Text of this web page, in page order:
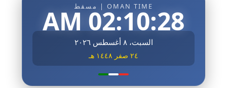
OMAN TIME | مسقط
02:10:29 AM
السبت، ٨ أغسطس ٢٠٢٦
٢٤ صفر ١٤٤٨ هـ